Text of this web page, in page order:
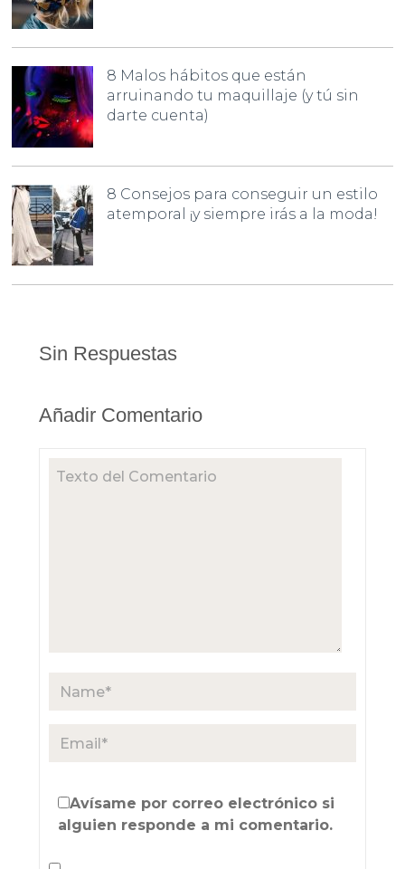
8 Malos hábitos que están
arruinando tu maquillaje (y tú sin
darte cuenta)
8 Consejos para conseguir un estilo
atemporal ¡y siempre irás a la moda!
Sin Respuestas
Añadir Comentario
Avísame por correo electrónico si
alguien responde a mi comentario.